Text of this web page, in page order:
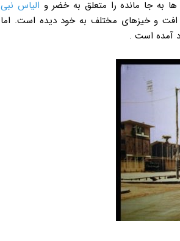
به جا مانده را متعلق به خضر و الیاس نبی
افت و خیزهای مختلف به خود دیده است. اما
آمده است .